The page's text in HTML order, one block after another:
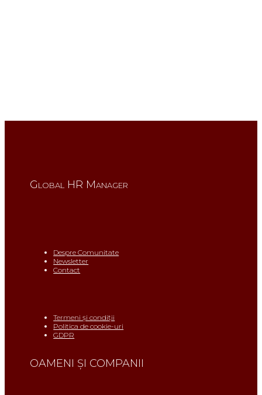
Global HR Manager
Despre Comunitate
Newsletter
Contact
Termeni și condiții
Politica de cookie-uri
GDPR
OAMENI ŞI COMPANII